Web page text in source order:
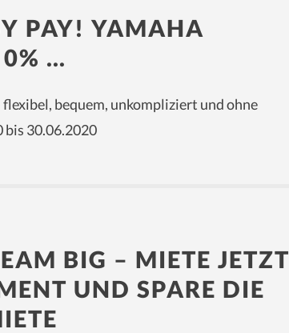
PAY! YAMAHA
0% …
bequem, unkompliziert und ohne
bis 30.06.2020
BIG – MIETE JETZT
UND SPARE DIE